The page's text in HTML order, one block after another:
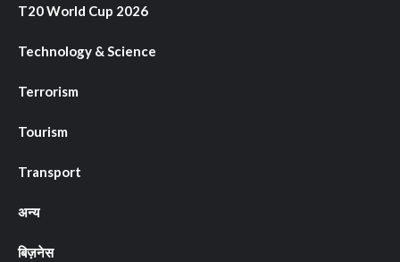
T20 World Cup 2026
Technology & Science
Terrorism
Tourism
Transport
अन्य
बिज़नेस